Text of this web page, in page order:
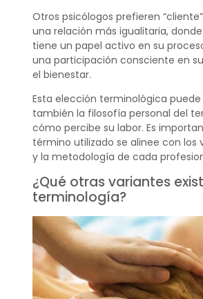
Otros psicólogos prefieren
una relación más igualitaria,
tiene un papel activo en su
una participación consciente en
el bienestar.
Esta elección terminológica
también la filosofía personal del
cómo percibe su labor. Es
término utilizado se alinee con los
y la metodología de cada
¿Qué otras variantes
terminología?